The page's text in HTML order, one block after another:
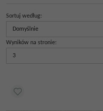
Sortuj według:
Wyników na stronie: